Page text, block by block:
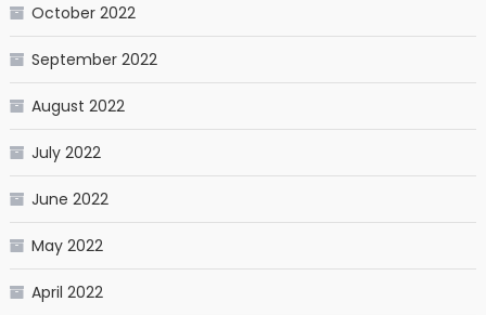
October 2022
September 2022
August 2022
July 2022
June 2022
May 2022
April 2022